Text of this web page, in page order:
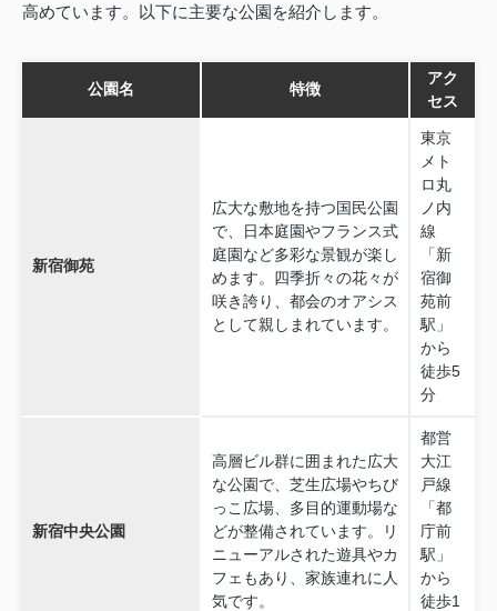
高めています。以下に主要な公園を紹介します。
公園名 特徴
アク
セス
新宿御苑
広大な敷地を持つ国民公園
で、日本庭園やフランス式
庭園など多彩な景観が楽し
めます。四季折々の花々が
咲き誇り、都会のオアシス
として親しまれています。
東京
メト
ロ丸
ノ内
線
「新
宿御
苑前
駅」
から
徒歩5
分
新宿中央公園
高層ビル群に囲まれた広大
な公園で、芝生広場やちび
っこ広場、多目的運動場な
どが整備されています。リ
ニューアルされた遊具やカ
フェもあり、家族連れに人
気です。
都営
大江
戸線
「都
庁前
駅」
から
徒歩1